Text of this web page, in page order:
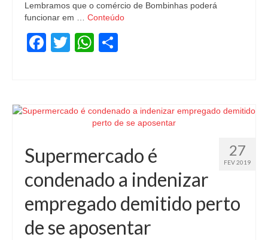
Lembramos que o comércio de Bombinhas poderá
funcionar em … Conteúdo
Facebook
TwitterWhatsApp
27
FEV 2019
Supermercado é
condenado a indenizar
empregado demitido perto
de se aposentar